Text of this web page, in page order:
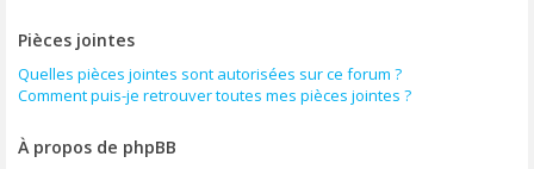
Pièces jointes
Quelles pièces jointes sont autorisées sur ce forum ?
Comment puis-je retrouver toutes mes pièces jointes ?
À propos de phpBB